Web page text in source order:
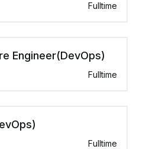
Fulltime
Engineer(DevOps)
Fulltime
Fulltime